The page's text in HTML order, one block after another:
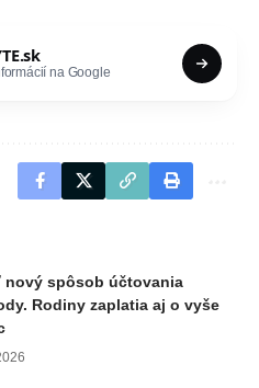
na Google
nový spôsob účtovania
Rodiny zaplatia aj o vyše